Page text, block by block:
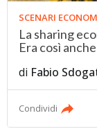
SCENARI
La sharing
Era così
di Fabio
Condividi